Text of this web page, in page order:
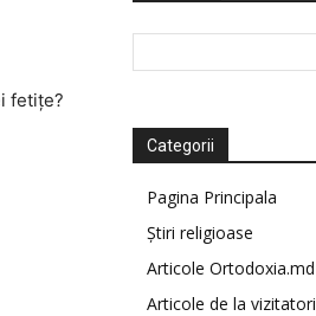
fetițe?
Categorii
Pagina Principala
Știri religioase
Articole Ortodoxia.md
Articole de la vizitatori